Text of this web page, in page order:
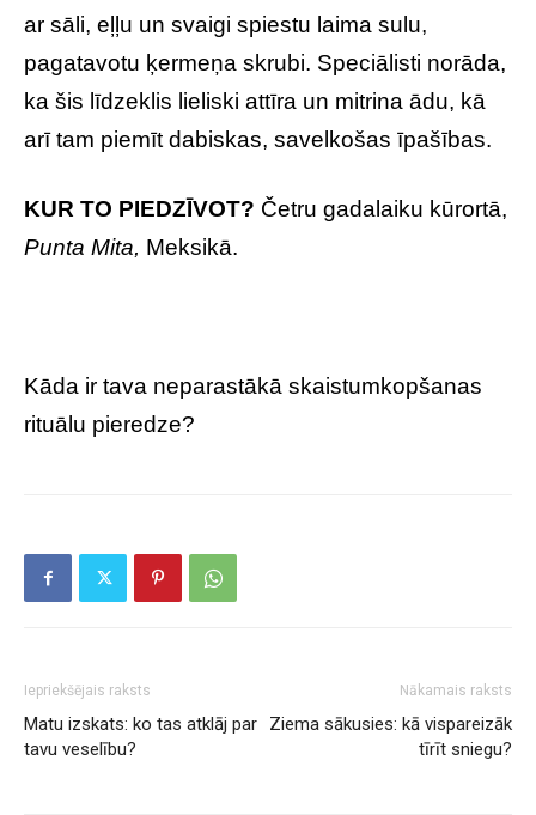
ar sāli, eļļu un svaigi spiestu laima sulu,
pagatavotu ķermeņa skrubi. Speciālisti norāda,
ka šis līdzeklis lieliski attīra un mitrina ādu, kā
arī tam piemīt dabiskas, savelkošas īpašības.
KUR TO PIEDZĪVOT? Četru gadalaiku kūrortā,
Punta Mita, Meksikā.
Kāda ir tava neparastākā skaistumkopšanas
rituālu pieredze?
Iepriekšējais raksts
Matu izskats: ko tas atklāj par
tavu veselību?
Nākamais raksts
Ziema sākusies: kā vispareizāk
tīrīt sniegu?